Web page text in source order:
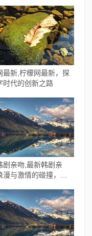
最新,柠檬网最新，探
时代的创新之路
剧亲吻,最新韩剧亲
漫与激情的碰撞，每